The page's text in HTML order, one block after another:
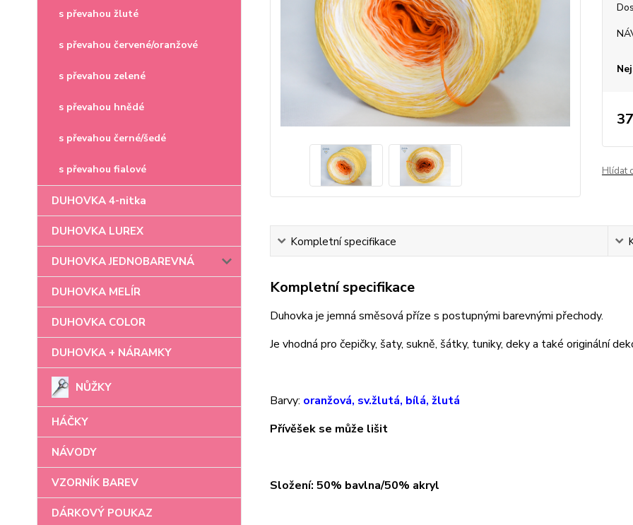
s převahou žluté
s převahou červené/oranžové
s převahou zelené
s převahou hnědé
s převahou černé/šedé
s převahou fialové
DUHOVKA 4-nitka
DUHOVKA LUREX
DUHOVKA JEDNOBAREVNÁ
DUHOVKA MELÍR
DUHOVKA COLOR
DUHOVKA + NÁRAMKY
NŮŽKY
HÁČKY
NÁVODY
VZORNÍK BAREV
DÁRKOVÝ POUKAZ
Hlídat
Kompletní specifikace
Kompletní specifikace
Duhovka je jemná směsová příze s postupnými barevnými přechody.
Je vhodná pro čepičky, šaty, sukně, šátky, tuniky, deky a také originální
Barvy: oranžová, sv.žlutá, bílá, žlutá
Přívěšek se může lišit
Složení: 50% bavlna/50% akryl